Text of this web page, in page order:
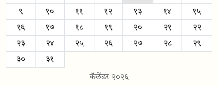
९ १० ११ १२ १३ १४ १५
१६ १७ १८ १९ २० २१ २२
२३ २४ २५ २६ २७ २८ २९
३० ३१
कॅलेंडर २०२६